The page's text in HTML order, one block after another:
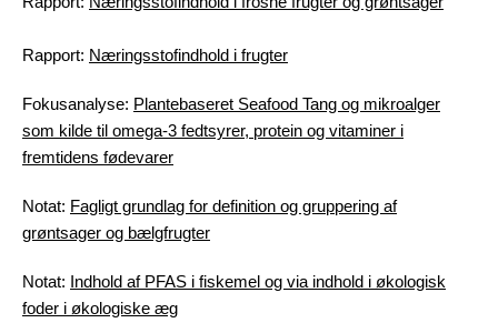
Rapport: Næringsstofindhold i frugter
Fokusanalyse: Plantebaseret Seafood Tang og mikroalger
som kilde til omega-3 fedtsyrer, protein og vitaminer i
fremtidens fødevarer
Notat: Fagligt grundlag for definition og gruppering af
grøntsager og bælgfrugter
Notat: Indhold af PFAS i fiskemel og via indhold i økologisk
foder i økologiske æg